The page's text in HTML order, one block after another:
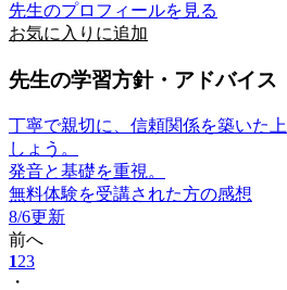
先生のプロフィールを見る
お気に入りに追加
先生の学習方針・アドバイス
丁寧で親切に、信頼関係を築いた
しょう。
発音と基礎を重視。
無料体験を受講された方の感想
8/6更新
前へ
123
・